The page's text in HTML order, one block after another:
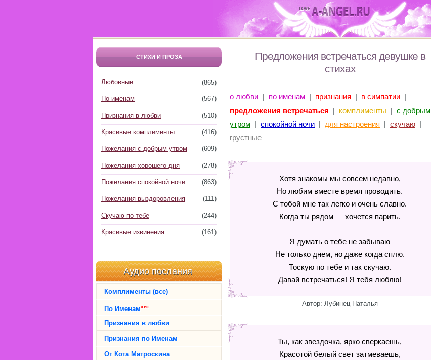
Предложения встречаться девушке в
стихах
о любви | по именам | признания | в симпатии |
предложения встречаться | комплименты | с добрым
утром | спокойной ночи | для настроения | скучаю |
грустные
Хотя знакомы мы совсем недавно,
Но любим вместе время проводить.
С тобой мне так легко и очень славно.
Когда ты рядом — хочется парить.
Я думать о тебе не забываю
Не только днем, но даже когда сплю.
Тоскую по тебе и так скучаю.
Давай встречаться! Я тебя люблю!
Автор: Лубинец Наталья
Ты, как звездочка, ярко сверкаешь,
Красотой белый свет затмеваешь,
СТИХИ И ПРОЗА
(865)
Любовные
(567)
По именам
(510)
Признания в любви
(416)
Красивые комплименты
(609)
Пожелания с добрым утром
(278)
Пожелания хорошего дня
(863)
Пожелания спокойной ночи
(111)
Пожелания выздоровления
(244)
Скучаю по тебе
(161)
Красивые извинения
Аудио послания
Комплименты (все)
По Именамхит
Признания в любви
Признания по Именам
От Кота Матроскина